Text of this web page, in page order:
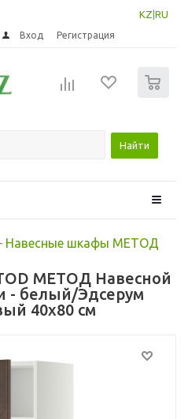
KZ RU
Вход Регистрация
Найти
- Навесные шкафы МЕТОД
МЕТОД Навесной
- белый/Эдсерум
40x80 см